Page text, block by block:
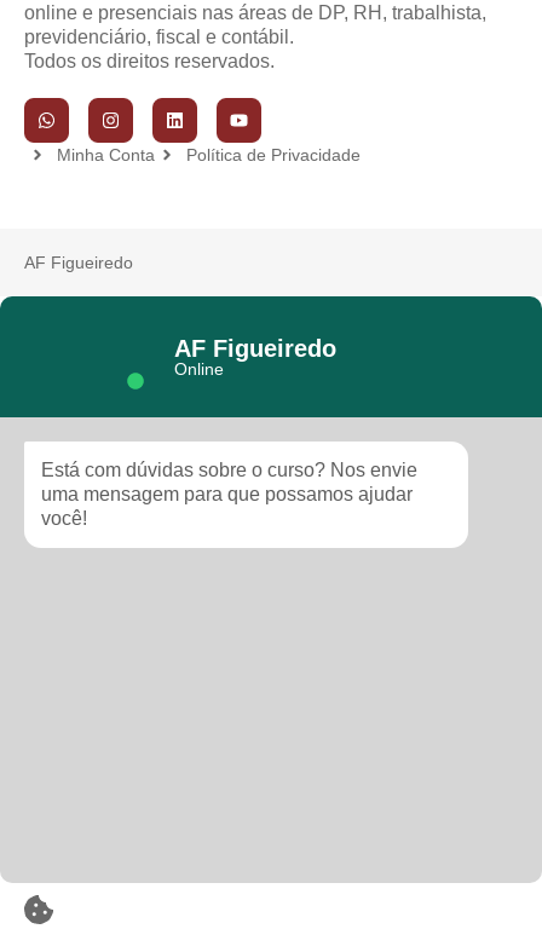
online e presenciais nas áreas de DP, RH, trabalhista,
previdenciário, fiscal e contábil.
Todos os direitos reservados.
Minha Conta Política de Privacidade
AF Figueiredo
AF Figueiredo
Online
Está com dúvidas sobre o curso? Nos envie
uma mensagem para que possamos ajudar
você!